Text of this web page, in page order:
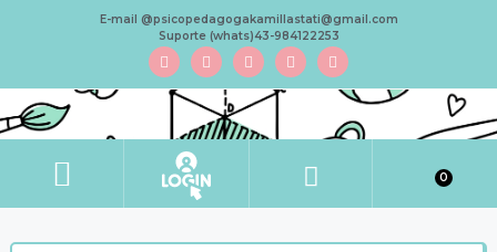
E-mail @psicopedagogakamillastati@gmail.com
Suporte (whats)43-984122253
0